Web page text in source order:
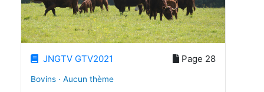
JNGTV GTV2021 Page 28
Bovins · Aucun thème